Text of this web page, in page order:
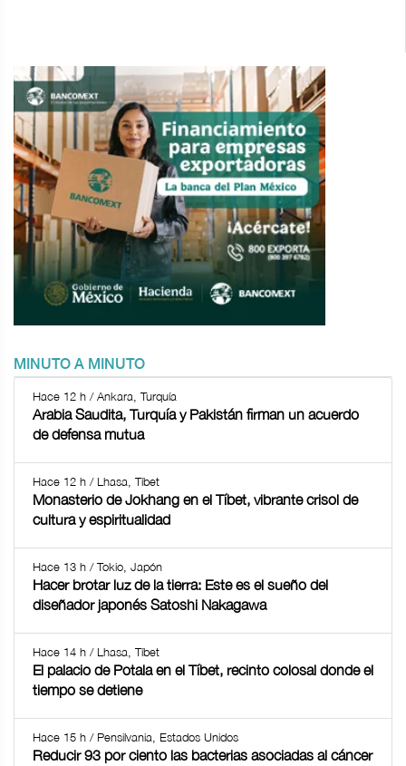
MINUTO A MINUTO
Hace 12 h / Ankara, Turquía
Arabia Saudita, Turquía y Pakistán firman un acuerdo
de defensa mutua
Hace 12 h / Lhasa, Tíbet
Monasterio de Jokhang en el Tíbet, vibrante crisol de
cultura y espiritualidad
Hace 13 h / Tokio, Japón
Hacer brotar luz de la tierra: Este es el sueño del
diseñador japonés Satoshi Nakagawa
Hace 14 h / Lhasa, Tíbet
El palacio de Potala en el Tíbet, recinto colosal donde el
tiempo se detiene
Hace 15 h / Pensilvania, Estados Unidos
Reducir 93 por ciento las bacterias asociadas al cáncer